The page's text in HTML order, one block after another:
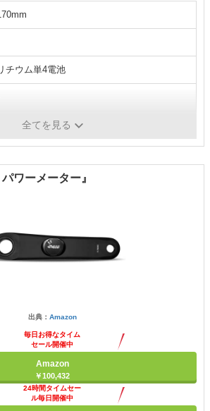
チウム単4電池
全てを見る
ワーメーター』
出典： Amazon
毎日お得なタイム
セール開催中
Amazon
￥100,432
24時間タイムセー
ル毎日開催中